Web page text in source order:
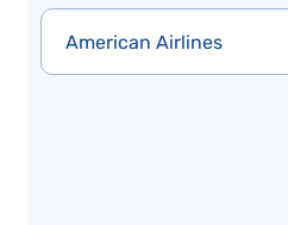
American Airlines